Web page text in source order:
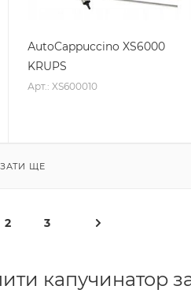
АutoCappuccino XS6000
KRUPS
Арт.: XS600010
ЩЕ
2 3
капучинатор